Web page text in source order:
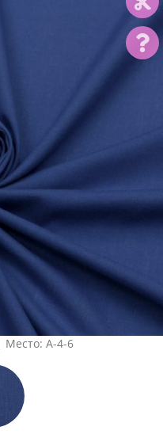
A-4-6